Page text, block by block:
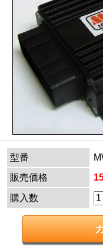
型番
販売価格
購入数